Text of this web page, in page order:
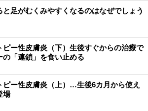
と足がむくみやすくなるのはなぜでしょう
ピー性皮膚炎（下）生後すぐからの治療で
の「連鎖」を食い止める
ピー性皮膚炎（上）…生後6カ月から使え
場